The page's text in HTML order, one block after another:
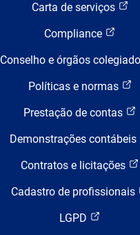
Carta de serviços
Compliance
Conselho e órgãos
Políticas e normas
Prestação de contas
Demonstrações contábeis
Contratos e licitações
Cadastro de profissionais
LGPD